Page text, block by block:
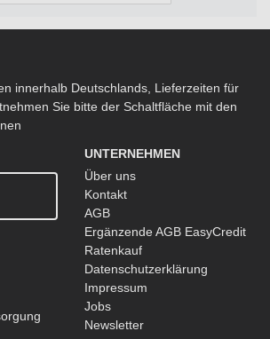
innerhalb Deutschlands, Lieferzeiten für
Sie bitte der Schaltfläche mit den
UNTERNEHMEN
Über uns
Kontakt
AGB
Ergänzende AGB EasyCredit
Ratenkauf
Datenschutzerklärung
Impressum
Jobs
Newsletter